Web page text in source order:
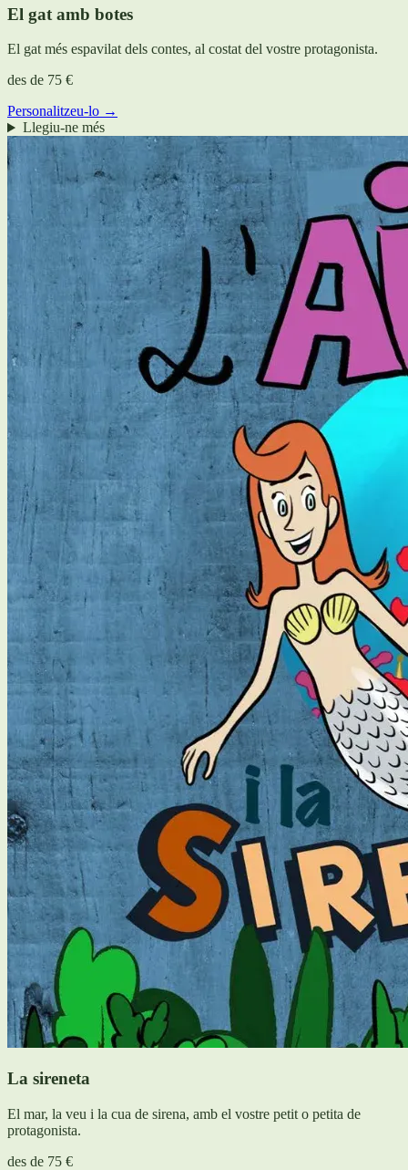
El gat amb botes
El gat més espavilat dels contes, al costat del vostre protagonista.
des de 75 €
Personalitzeu-lo →
Llegiu-ne més
La sireneta
El mar, la veu i la cua de sirena, amb el vostre petit o petita de
protagonista.
des de 75 €